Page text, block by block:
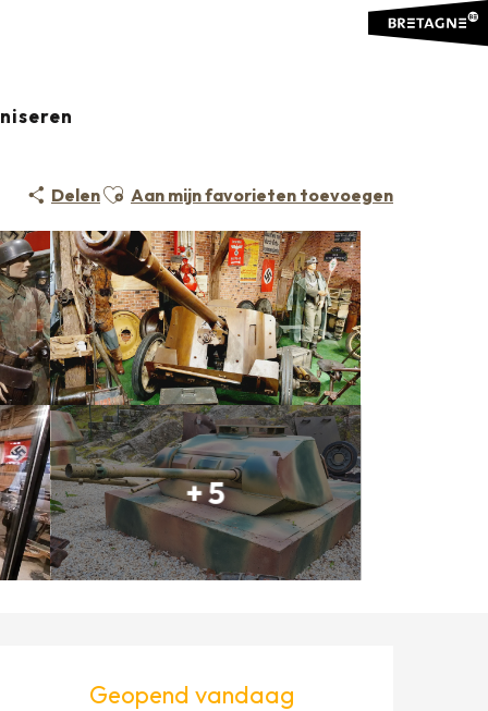
DelenAjouter aux favoris
Aan mijn favorieten toevoegen
+ 5
Geopend vandaag